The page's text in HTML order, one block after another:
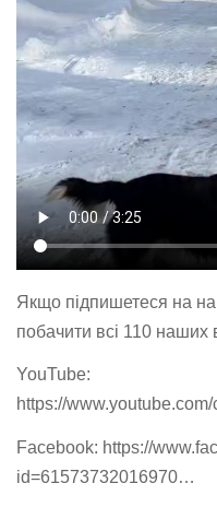
Якщо підпишетеся на
побачити всі 110 наших
YouTube:
https://
Facebook: https://
id=61573732016970…